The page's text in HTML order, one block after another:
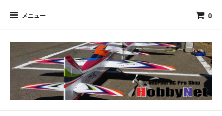
メニュー 0